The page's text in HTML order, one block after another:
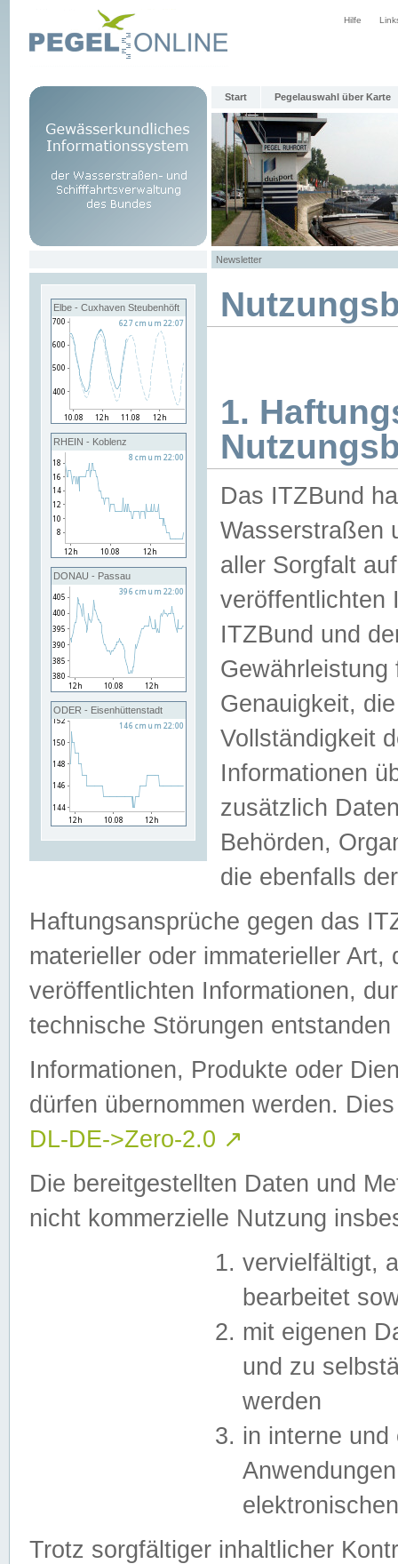
Hilfe
Start Pegelauswahl über Karte
Newsletter
Elbe - Cuxhaven Steubenhöft
RHEIN - Koblenz
DONAU - Passau
ODER - Eisenhüttenstadt
1.
Das ITZBund
Wasserstraßen
aller Sorgfalt
veröffentlichten
ITZBund und
Genauigkeit,
Vollständigkeit
Informationen
zusätzlich
Behörden,
die ebenfalls
Haftungsansprüche gegen das
materieller oder immaterieller
veröffentlichten Informationen,
technische Störungen
Informationen, Produkte oder
dürfen übernommen werden.
DL-DE->Zero-2.0 ↗
Die bereitgestellten Daten und
nicht kommerzielle Nutzung
vervielfältigt,
bearbeitet
mit eigenen
und zu
werden
in interne
Trotz sorgfältiger inhaltlicher